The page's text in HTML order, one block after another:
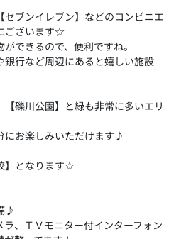
セブンイレブン】などのコンビニエ
ございます☆
できるので、便利ですね。
行など周辺にあると嬉しい施設
【礫川公園】と緑も非常に多いエリ
にお楽しみいただけます♪
】となります☆
♪
、ＴＶモニター付インターフォン